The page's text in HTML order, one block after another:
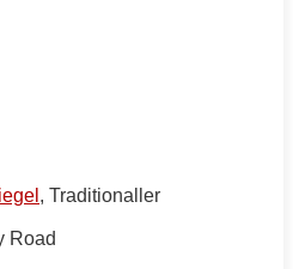
, Traditionaller
Road